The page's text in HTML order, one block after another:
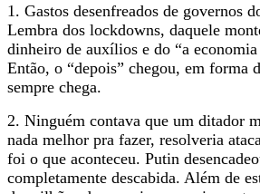
1. Gastos desenfreados de governos
Lembra dos lockdowns, daquele
dinheiro de auxílios e do “a
Então, o “depois” chegou, em forma
sempre chega.
2. Ninguém contava que um ditador
nada melhor pra fazer, resolveria
foi o que aconteceu. Putin
completamente descabida. Além de